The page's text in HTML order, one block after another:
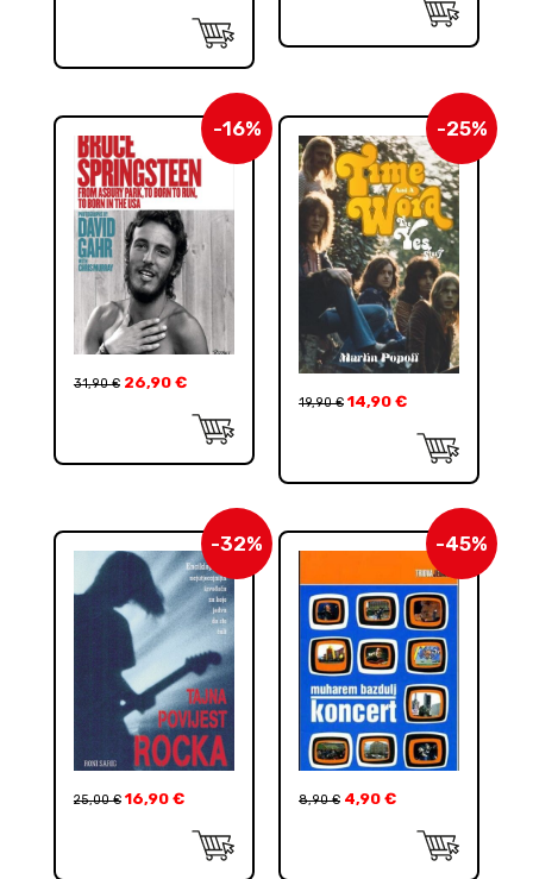
-16%
31,90€ 26,90 €
-25%
19,90€ 14,90 €
-32%
25,00€ 16,90 €
-45%
8,90€ 4,90 €